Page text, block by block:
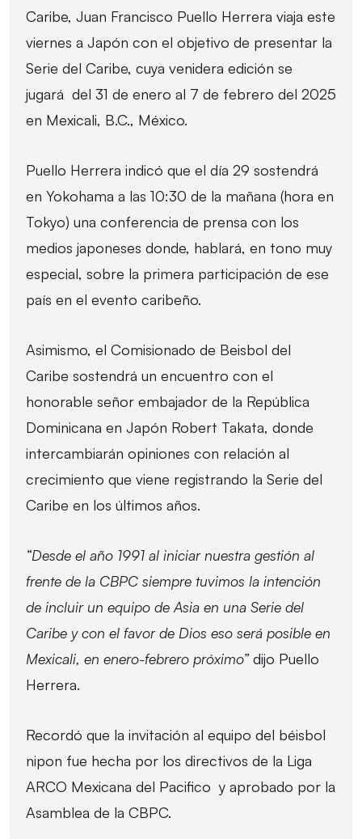
Caribe, Juan Francisco Puello Herrera viaja este
viernes a Japón con el objetivo de presentar la
Serie del Caribe, cuya venidera edición se
jugará del 31 de enero al 7 de febrero del 2025
en Mexicali, B.C., México.
Puello Herrera indicó que el día 29 sostendrá
en Yokohama a las 10:30 de la mañana (hora en
Tokyo) una conferencia de prensa con los
medios japoneses donde, hablará, en tono muy
especial, sobre la primera participación de ese
país en el evento caribeño.
Asimismo, el Comisionado de Beisbol del
Caribe sostendrá un encuentro con el
honorable señor embajador de la República
Dominicana en Japón Robert Takata, donde
intercambiarán opiniones con relación al
crecimiento que viene registrando la Serie del
Caribe en los últimos años.
“Desde el año 1991 al iniciar nuestra gestión al
frente de la CBPC siempre tuvimos la intención
de incluir un equipo de Asia en una Serie del
Caribe y con el favor de Dios eso será posible en
Mexicali, en enero-febrero próximo”dijo Puello
Herrera.
Recordó que la invitación al equipo del béisbol
nipon fue hecha por los directivos de la Liga
ARCO Mexicana del Pacifico y aprobado por la
Asamblea de la CBPC.